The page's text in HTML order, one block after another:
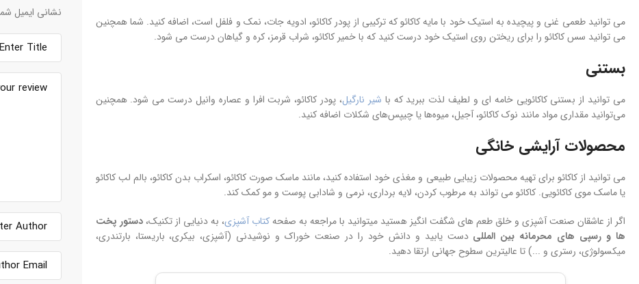
می توانید طعمی غنی و پیچیده به استیک خود با مایه کاکائو که ترکیبی از پودر کاکائو، ادویه جات، نمک و فلفل است، اضافه کنید. شما همچنین
می توانید سس کاکائو را برای ریختن روی استیک خود درست کنید که با خمیر کاکائو، شراب قرمز، کره و گیاهان درست می شود.
بستنی
می توانید از بستنی کاکائویی خامه ای و لطیف لذت ببرید که با شیر نارگیل، پودر کاکائو، شربت افرا و عصاره وانیل درست می شود. همچنین
می‌توانید مقداری مواد مانند نوک کاکائو، آجیل، میوه‌ها یا چیپس‌های شکلات اضافه کنید.
محصولات آرایشی خانگی
می توانید از کاکائو برای تهیه محصولات زیبایی طبیعی و مغذی خود استفاده کنید، مانند ماسک صورت کاکائو، اسکراب بدن کاکائو، بالم لب کاکائو
یا ماسک موی کاکائویی. کاکائو می تواند به مرطوب کردن، لایه برداری، نرمی و شادابی پوست و مو کمک کند.
اگر از عاشقان صنعت آشپزی و خلق طعم های شگفت انگیز هستید میتوانید با مراجعه به صفحهکتاب آشپزی، به دنیایی از تکنیک،دستور پخت
ها و رسپی های محرمانه بین المللی دست یابید و دانش خود را در صنعت خوراک و نوشیدنی (آشپزی، بیکری، باریستا، بارتندری،
میکسولوژی، رستری و ...) تا عالیترین سطوح جهانی ارتقا دهید.
نشانی ایمیل